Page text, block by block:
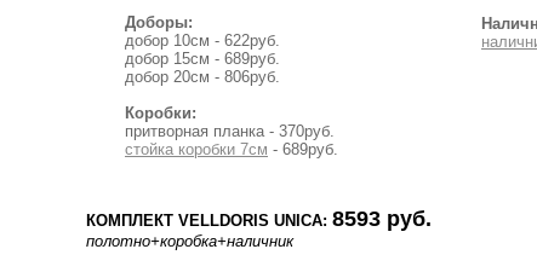
Доборы:
добор 10см - 622руб.
добор 15см - 689руб.
добор 20см - 806руб.
Коробки:
притворная планка - 370руб.
стойка коробки 7см - 689руб.
КОМПЛЕКТ VELLDORIS UNICA: 8593 руб.
полотно+коробка+наличник